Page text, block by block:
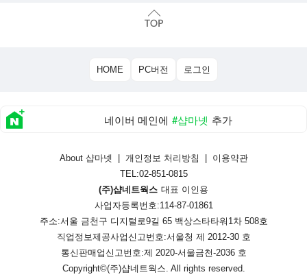
HOME PC버전 로그인
네이버 메인에 #샵마넷 추가
About 샵마넷 개인정보 처리방침
이용약관
TEL:02-851-0815
(주)샵네트웍스 대표 이인용
사업자등록번호:114-87-01861
주소:서울 금천구 디지털로9길 65 백상스타타워1차 508호
직업정보제공사업신고번호:서울청 제 2012-30 호
통신판매업신고번호:제 2020-서울금천-2036 호
Copyright©(주)샵네트웍스. All rights reserved.